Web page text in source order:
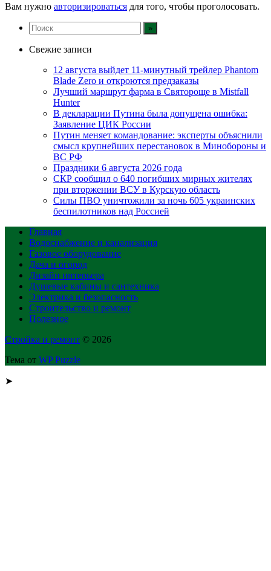
Вам нужно авторизироваться для того, чтобы проголосовать.
Свежие записи
12 августа выйдет 11-минутный трейлер Phantom
Blade Zero и откроются предзаказы
Лучший маршрут фарма в Святороще в Mistfall
Hunter
В декларации Путина была допущена ошибка:
Заявление ЦИК России
Путин меняет командование: эксперты объяснили
смысл крупнейших перестановок в Минобороны и
ВС РФ
Праздники 6 августа 2026 года
СКР сообщил о 640 погибших мирных жителях
при вторжении ВСУ в Курскую область
Силы ПВО уничтожили за ночь 605 украинских
беспилотников над Россией
Главная
Водоснабжение и канализация
Газовое оборудование
Дача и огород
Дизайн интерьера
Душевые кабины и сантехника
Электрика и безопасность
Строительство и ремонт
Полезное
Стройка и ремонт © 2026
Тема от WP Puzzle
➤